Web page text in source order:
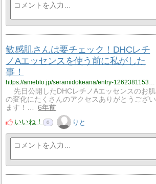
敏感肌さんは要チェック！DHCレチ
ノAエッセンスを使う前に私がした
事！
https://ameblo.jp/seramidokeana/entry-12623811533.html
先日公開したDHCレチノAエッセンスのお肌
の変化にたくさんのアクセスありがとうござい
ます！…
6年前
いいね！
0 りと